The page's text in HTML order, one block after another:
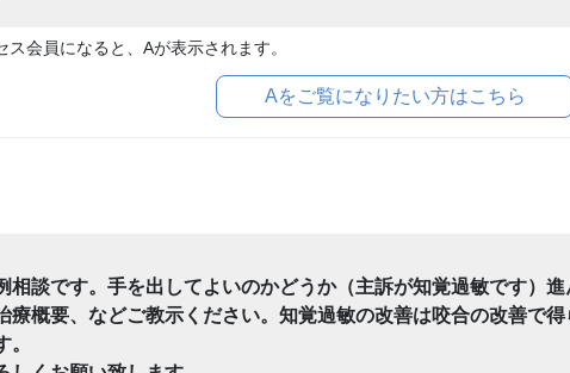
会員になると、Aが表示されます。
Aをご覧になりたい方はこちら
相談です。手を出してよいのかどうか（主訴が知覚過敏です）
療概要、などご教示ください。知覚過敏の改善は咬合の改善で